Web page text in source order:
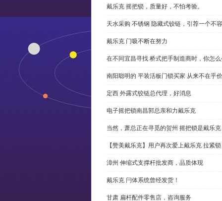
戴乐克 摇把锁，质量好，不怕考验。
天水采购 不锈钢 隐藏式铰链，引荐一个不
戴乐克 门吸不断在努力
在不同宜昌寻找 桥式把手制造商时，你怎
南阳聪明的 平装活板门锁买家 从来不在乎
定西 外露式铰链总代理，好消息
电子摇把锁南昌郭总亲和力戴乐克
当然，萧总正在寻觅的贺州 摇把锁是戴乐克
【赞美戴乐克】用户再次爱上戴乐克 拉紧锁
漳州 伸缩式支撑杆批发商，品质体现
戴乐克 闩体系统曾经发货！
甘肃 扁杆配件零售店，咨询服务